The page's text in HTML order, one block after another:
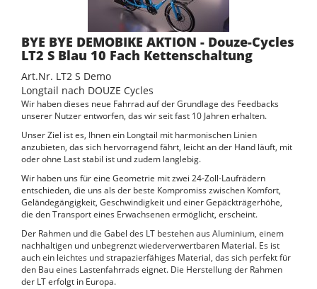
BYE BYE DEMOBIKE AKTION - Douze-Cycles
LT2 S Blau 10 Fach Kettenschaltung
Art.Nr. LT2 S Demo
Longtail nach DOUZE Cycles
Wir haben dieses neue Fahrrad auf der Grundlage des Feedbacks
unserer Nutzer entworfen, das wir seit fast 10 Jahren erhalten.
Unser Ziel ist es, Ihnen ein Longtail mit harmonischen Linien
anzubieten, das sich hervorragend fährt, leicht an der Hand läuft, mit
oder ohne Last stabil ist und zudem langlebig.
Wir haben uns für eine Geometrie mit zwei 24-Zoll-Laufrädern
entschieden, die uns als der beste Kompromiss zwischen Komfort,
Geländegängigkeit, Geschwindigkeit und einer Gepäckträgerhöhe,
die den Transport eines Erwachsenen ermöglicht, erscheint.
Der Rahmen und die Gabel des LT bestehen aus Aluminium, einem
nachhaltigen und unbegrenzt wiederverwertbaren Material. Es ist
auch ein leichtes und strapazierfähiges Material, das sich perfekt für
den Bau eines Lastenfahrrads eignet. Die Herstellung der Rahmen
der LT erfolgt in Europa.